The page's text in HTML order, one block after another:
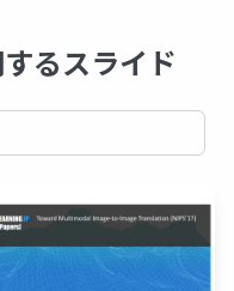
るスライド